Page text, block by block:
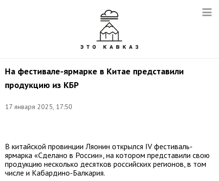
На фестивале-ярмарке в Китае представили
продукцию из КБР
17 января 2025, 17:50
В китайской провинции Ляонин открылся IV фестиваль-
ярмарка «Сделано в России», на котором представили свою
продукцию несколько десятков российских регионов, в том
числе и Кабардино-Балкария.